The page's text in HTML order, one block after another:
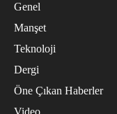
Genel
Manşet
Teknoloji
Dergi
Öne Çıkan Haberler